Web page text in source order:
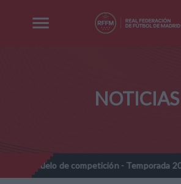
NOTICIAS
competición - Temporada 2026-2027 //